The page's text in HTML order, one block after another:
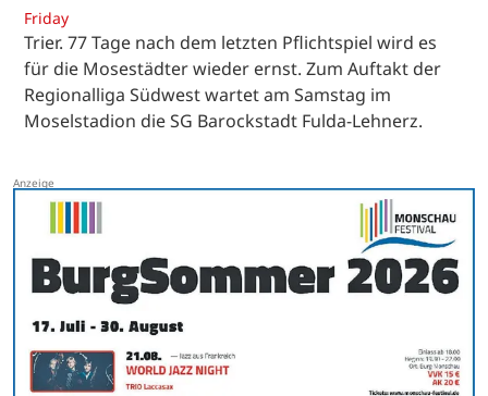
Friday
Trier. 77 Tage nach dem letzten Pflichtspiel wird es
für die Mosestädter wieder ernst. Zum Auftakt der
Regionalliga Südwest wartet am Samstag im
Moselstadion die SG Barockstadt Fulda-Lehnerz.